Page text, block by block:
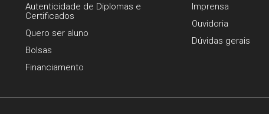
Autenticidade de Diplomas e
Certificados
Quero ser aluno
Bolsas
Financiamento
Imprensa
Ouvidoria
Dúvidas gerais